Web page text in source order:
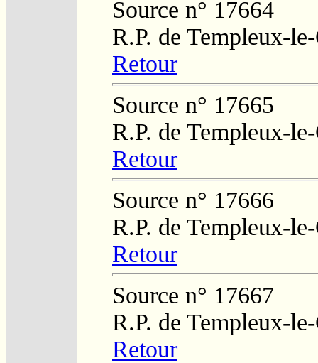
Source n° 17664
R.P. de Templeux-
Retour
Source n° 17665
R.P. de Templeux-
Retour
Source n° 17666
R.P. de Templeux-
Retour
Source n° 17667
R.P. de Templeux-
Retour